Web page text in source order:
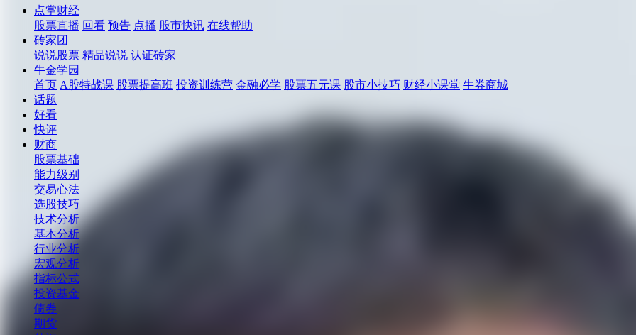
点掌财经
股票直播 回看 预告 点播 股市快讯 在线帮助
砖家团
说说股票 精品说说 认证砖家
牛金学园
首页 A股特战课 股票提高班 投资训练营 金融必学 股票五元课 股市小技巧 财经小课堂 牛券商城
话题
好看
快评
财商
股票基础
能力级别
交易心法
选股技巧
技术分析
基本分析
行业分析
宏观分析
指标公式
投资基金
债券
期货